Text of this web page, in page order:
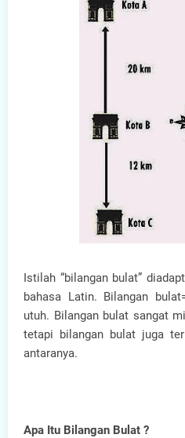
Istilah “bilangan bulat”
bahasa Latin. Bilangan
utuh. Bilangan bulat sangat
tetapi bilangan bulat juga
antaranya.
Apa Itu Bilangan Bulat ?